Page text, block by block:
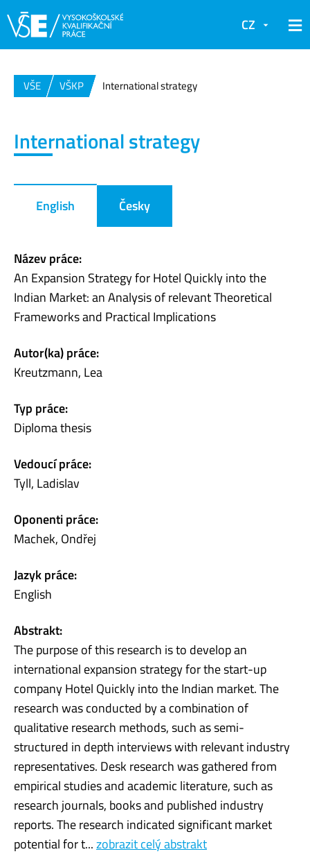
CZ
VŠE VŠKP International strategy
International strategy
English Česky
Název práce:
An Expansion Strategy for Hotel Quickly into the
Indian Market: an Analysis of relevant Theoretical
Frameworks and Practical Implications
Autor(ka) práce:
Kreutzmann, Lea
Typ práce:
Diploma thesis
Vedoucí práce:
Tyll, Ladislav
Oponenti práce:
Machek, Ondřej
Jazyk práce:
English
Abstrakt:
The purpose of this research is to develop an
international expansion strategy for the start-up
company Hotel Quickly into the Indian market. The
research was conducted by a combination of
qualitative research methods, such as semi-
structured in depth interviews with relevant industry
representatives. Desk research was gathered from
empirical studies and academic literature, such as
research journals, books and published industry
reports. The research indicated significant market
potential for t...zobrazit celý abstrakt